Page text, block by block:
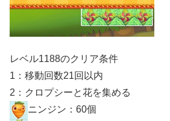
レベル1188のクリア条件
1：移動回数21回以内
2：クロプシーと花を集める
ニンジン：60個